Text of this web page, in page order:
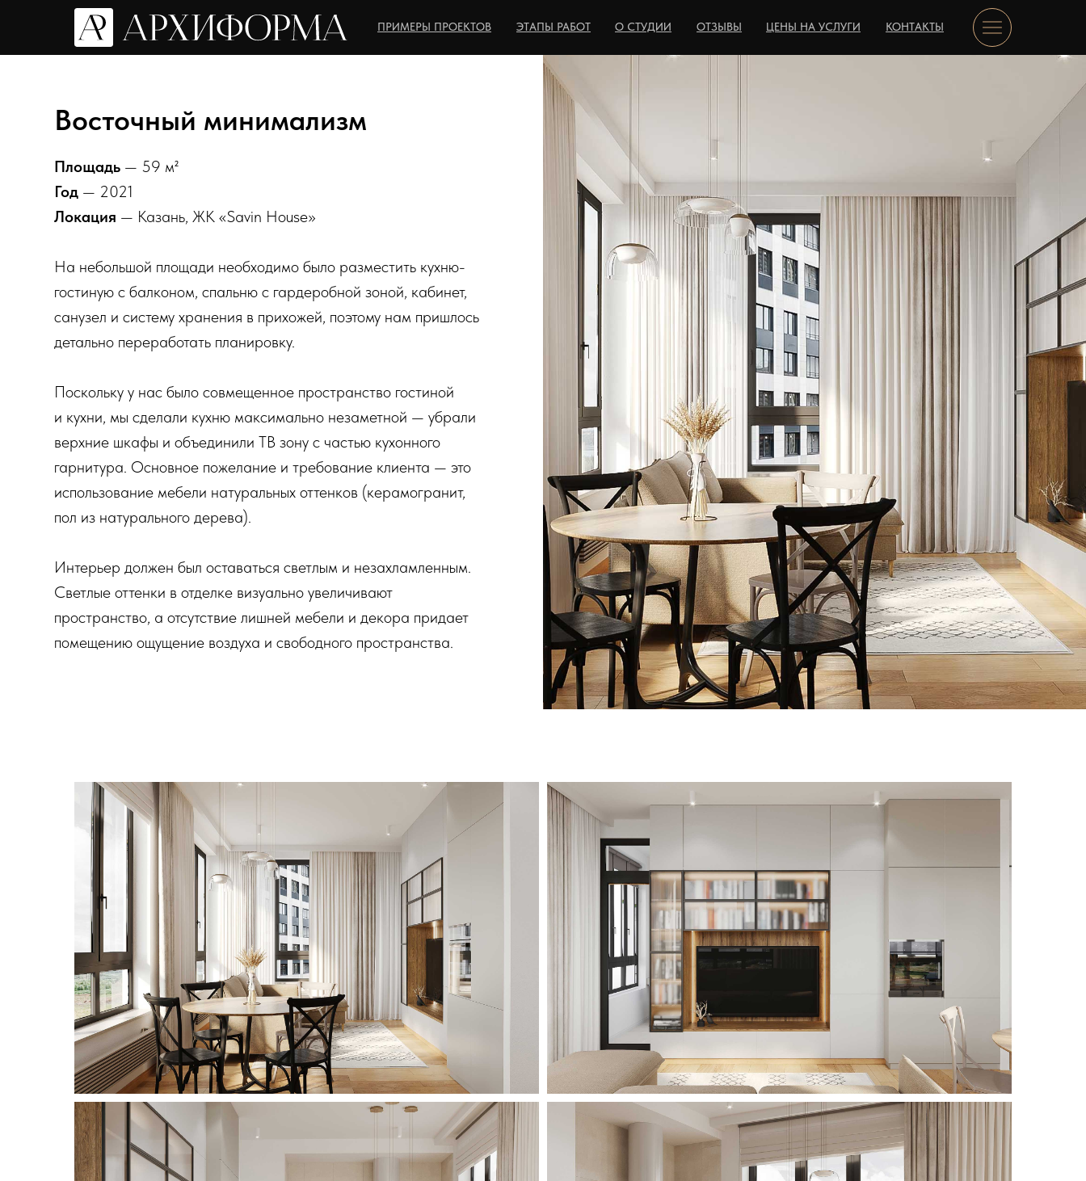
КОНТАКТЫ
ЦЕНЫ НА УСЛУГИ
ОТЗЫВЫ
О СТУДИИ
ЭТАПЫ РАБОТ
ПРИМЕРЫ ПРОЕКТОВ
Восточный минимализм
Площадь — 59 м²
Год — 2021
Локация — Казань, ЖК «Savin House»
На небольшой площади необходимо было разместить кухню-
гостиную с балконом, спальню с гардеробной зоной, кабинет,
санузел и систему хранения в прихожей, поэтому нам пришлось
детально переработать планировку.
Поскольку у нас было совмещенное пространство гостиной
и кухни, мы сделали кухню максимально незаметной — убрали
верхние шкафы и объединили ТВ зону с частью кухонного
гарнитура. Основное пожелание и требование клиента — это
использование мебели натуральных оттенков (керамогранит,
пол из натурального дерева).
Интерьер должен был оставаться светлым и незахламленным.
Светлые оттенки в отделке визуально увеличивают
пространство, а отсутствие лишней мебели и декора придает
помещению ощущение воздуха и свободного пространства.